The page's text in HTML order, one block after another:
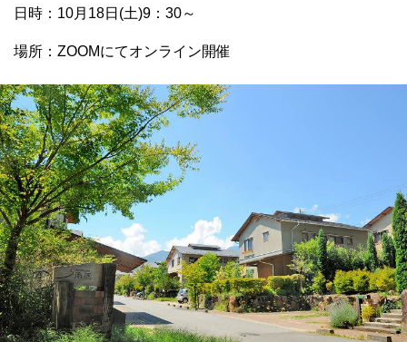
日時：10月18日(土)9：30～
場所：ZOOMにてオンライン開催